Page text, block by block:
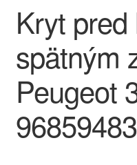
Reklamačný poriadok
Kryt pred
spätným
Peugeot